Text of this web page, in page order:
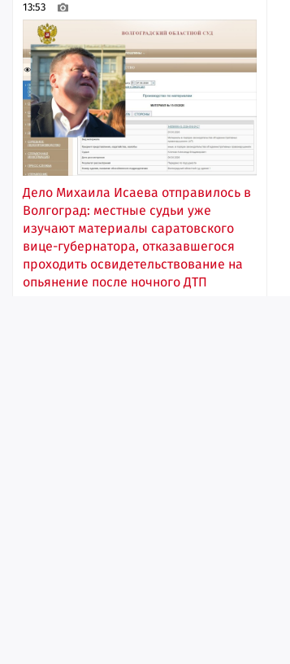
13:53
Дело Михаила Исаева отправилось в
Волгоград: местные судьи уже
изучают материалы саратовского
вице-губернатора, отказавшегося
проходить освидетельствование на
опьянение после ночного ДТП